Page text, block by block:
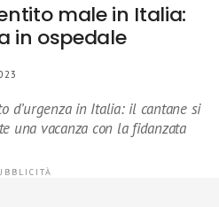
male in Italia:
in ospedale
d’urgenza in Italia: il cantane si
una vacanza con la fidanzata